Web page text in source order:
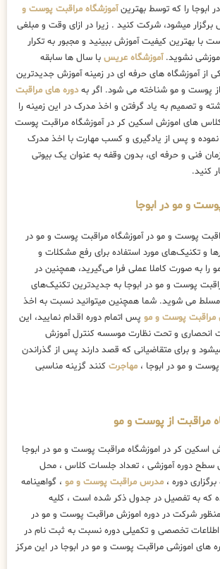
ابوجا را که توسط بهترینآموزشگاه مراقبت پوست و
میشود، شرکت کنید . زیرا در ازای وقت و مبلغی
با بهترین کیفیت آموزش ببینید و مجبور به تکرار
نشوید.آموزشگاه عریس با سال ها سابقه
از آموزشگاه های حرفه ای در زمینه آموزش جدیدترین
پوست و مو شناخته می شود. اگر بهدوره های مراقبت
و تصمیم به یاد گرفتن و اخذ مدرک در این زمینه را
کلاس های اموزش اسکین کر در آموزشگاه مراقبت پوست
نموده و پس از یادگیری و کسب مهارت با اخذ مدرک
فنی و حرفه ای، بدون وقفه به عنوان یک بیوتی
کنید.
و مو در ابوجا
پوست و مو در آموزشگاه مراقبت پوست و مو در
و تکنیک‌های مورد استفاده برای رفع مشکلات و
به صورت کاملا عملی فرا می‌گیرید، همچنین در
پوست و مو در ابوجا به جدیدترین تکنیک‌های
مسلط می شوید. شما همچنین میتوانید نسبت به اخذ
مراقبت پوست و مو پس اتمام دوره اقدام نمایید، این
انحصاری و تحت نظارت موسسه کنترل آموزش
و برای متقاضیانی که قصد دارند پس از گذراندن
و مو در ابوجا ، مهاجرت کنند گزینه مناسبی
مراقبت از پوست و مو
کر در اموزشگاه مراقبت پوست و مو در ابوجا
سطح دوره آموزشی ، تعداد جلسات کلاس ، محل
دوره ، مدرس مراقبت پوست و مو ، گواهینامه
که به تفصیل در جدول ذکر شده است ، کلیه
شرکت در دوره اموزش مراقبت پوست و مو در
اطلاعات تخصصی و تکمیلی دوره نسبت به ثبت نام در
های اموزشی مراقبت پوست و مو در ابوجا در این مرکز